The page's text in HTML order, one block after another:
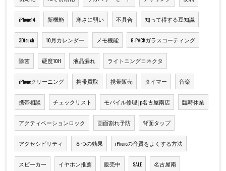
iPhone14 新機能 寒さに弱い 不具合 知って得する豆知識
3Dtouch 10月カレンダー メモ機能 G-PACKガラスコーティング
除菌 硬度10H 液晶漏れ ライトニングコネクタ
iPhoneクリーニング 携帯買取 携帯販売 タイマー 音楽
携帯相談 チェックリスト モバイル修理.jp名古屋南店 臨時休業
アクティベーションロック 画面割れ予防 背面タップ
アクセシビリティ ８つの効果 iPhoneの音質をよくする方法
スピーカー イヤホン推薦 販売中 SALE 名古屋南